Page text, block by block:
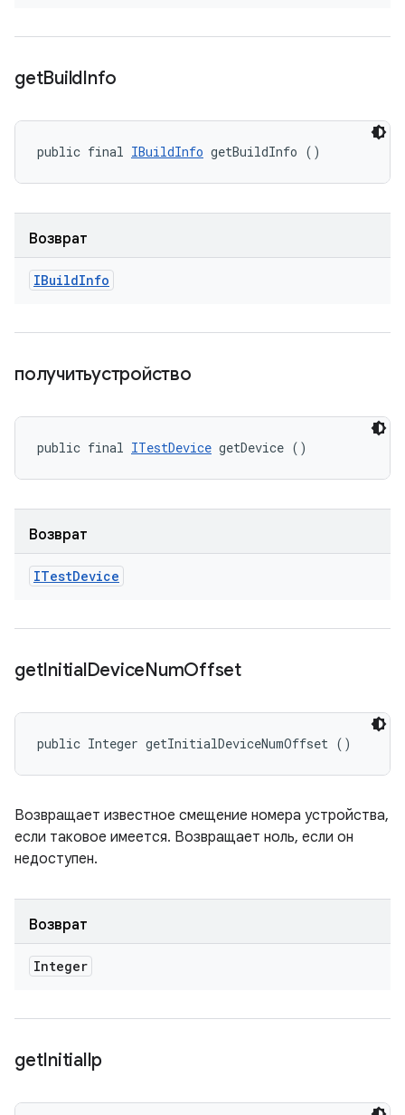
getBuildInfo
public final IBuildInfo getBuildInfo ()
Возврат
IBuildInfo
получитьустройство
public final ITestDevice getDevice ()
Возврат
ITestDevice
getInitialDeviceNumOffset
public Integer getInitialDeviceNumOffset ()
Возвращает известное смещение номера устройства,
если таковое имеется. Возвращает ноль, если он
недоступен.
Возврат
Integer
getInitialIp